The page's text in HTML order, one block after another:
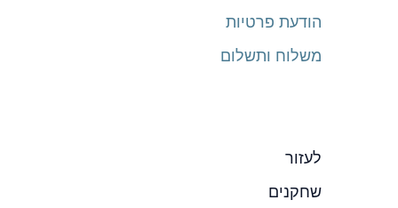
הודעת פרטיות
משלוח ותשלום
לעזור
שחקנים